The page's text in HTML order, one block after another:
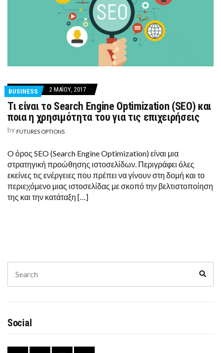
BUSINESS 2 ΜΑΪ́ΟΥ, 2017
Τι είναι το Search Engine Optimization (SEO) και
ποια η χρησιμότητα του για τις επιχειρήσεις
by FUTURES OPTIONS
O όρος SEO (Search Engine Optimization) είναι μια
στρατηγική προώθησης ιστοσελίδων. Περιγράφει όλες
εκείνες τις ενέργειες που πρέπει να γίνουν στη δομή και το
περιεχόμενο μιας ιστοσελίδας με σκοπό την βελτιστοποίηση
της και την κατάταξη […]
for:
Social